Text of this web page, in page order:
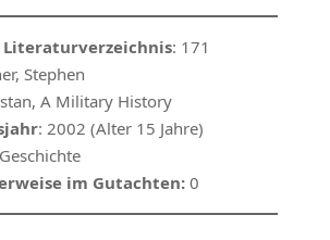
: 171
Stephen
A Military History
: 2002 (Alter 15 Jahre)
im Gutachten: 0